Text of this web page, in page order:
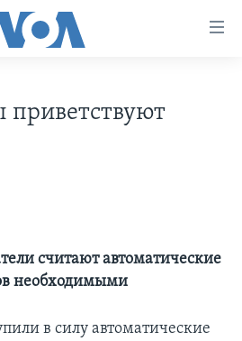
ИСТОРИЯ
приветствуют
считают автоматические
необходимыми
в силу автоматические